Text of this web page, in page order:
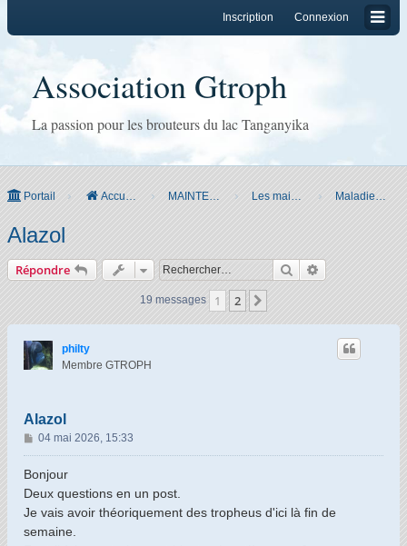
Connexion
Inscription
Association Gtroph
La passion pour les brouteurs du lac Tanganyika
Portail Accueil du forum MAINTENANCE Les maintenir Maladies et traitements
Alazol
Répondre Rechercher
19 messages 1 2
philty
Membre GTROPH
Alazol
M
e
s
g
e
04 mai 2026, 15:33
Bonjour
Deux questions en un post.
Je vais avoir théoriquement des tropheus d'ici là fin de
semaine.